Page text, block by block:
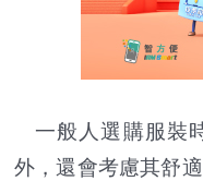
一般人選購服裝
外，還會考慮其舒